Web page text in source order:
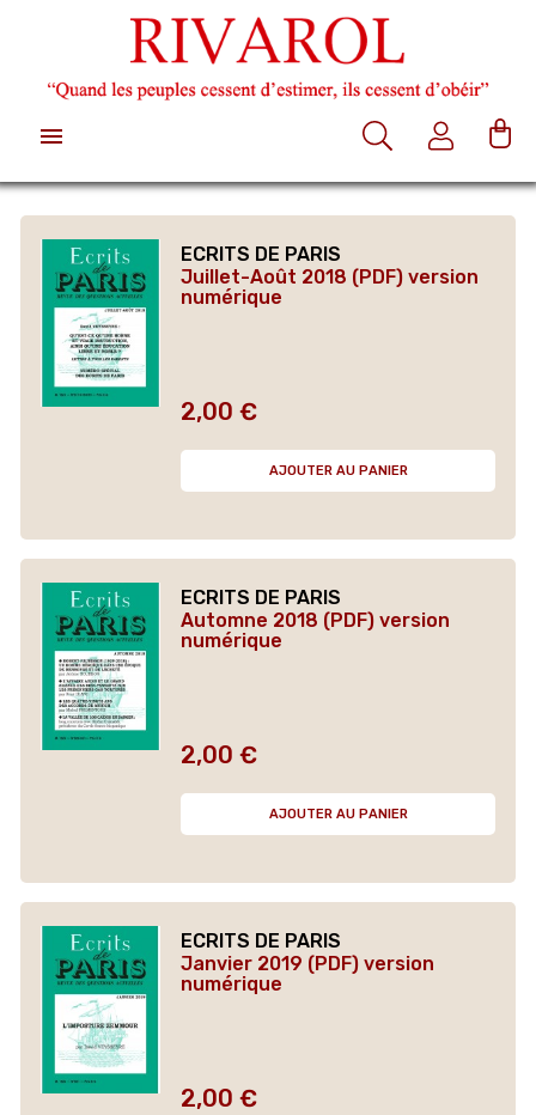

ECRITS DE PARIS
Juillet-Août 2018 (PDF) version
numérique
Prix
2,00 €
AJOUTER AU PANIER
ECRITS DE PARIS
Automne 2018 (PDF) version
numérique
Prix
2,00 €
AJOUTER AU PANIER
ECRITS DE PARIS
Janvier 2019 (PDF) version
numérique
Prix
2,00 €